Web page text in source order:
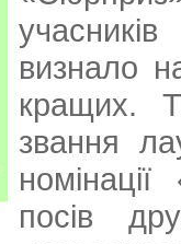
визнало
кращих.
звання
посів